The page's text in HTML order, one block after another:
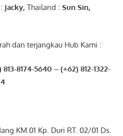
Jacky, Thailand : Sun Sin,
dan terjangkau Hub Kami :
8174-5640 – (+62) 812-1322-
KM.01 Kp. Duri RT. 02/01 Ds.